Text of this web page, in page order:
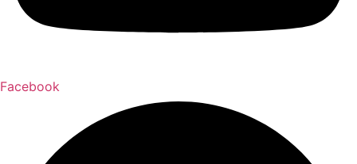
Facebook